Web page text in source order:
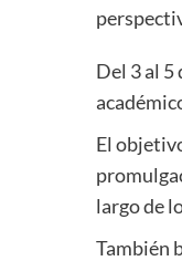
Del 3 al 5
El
largo de
También